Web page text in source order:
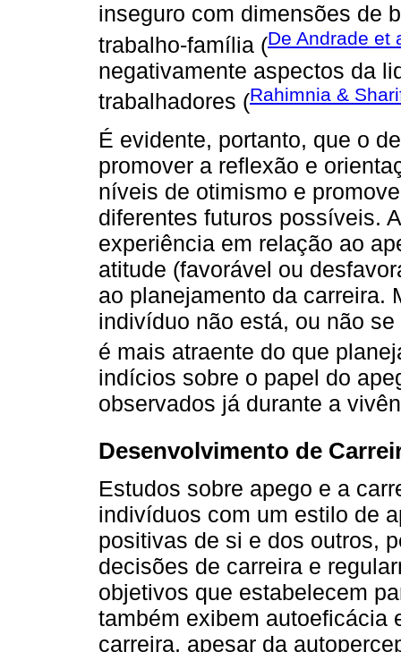
inseguro com dimensões de
trabalho-família (De Andrade et
negativamente aspectos da
trabalhadores (Rahimnia &
É evidente, portanto, que o
promover a reflexão e
níveis de otimismo e
diferentes futuros possíveis.
experiência em relação ao
atitude (favorável ou
ao planejamento da carreira.
indivíduo não está, ou não
é mais atraente do que
indícios sobre o papel do
observados já durante a
Desenvolvimento de
Estudos sobre apego e a
indivíduos com um estilo de
positivas de si e dos outros,
decisões de carreira e
objetivos que estabelecem
também exibem autoeficácia
carreira, apesar da